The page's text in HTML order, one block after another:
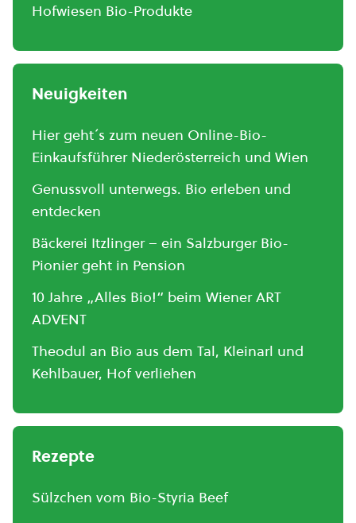
Hofwiesen Bio-Produkte
Neuigkeiten
Hier geht´s zum neuen Online-Bio-
Einkaufsführer Niederösterreich und Wien
Genussvoll unterwegs. Bio erleben und
entdecken
Bäckerei Itzlinger – ein Salzburger Bio-
Pionier geht in Pension
10 Jahre „Alles Bio!“ beim Wiener ART
ADVENT
Theodul an Bio aus dem Tal, Kleinarl und
Kehlbauer, Hof verliehen
Rezepte
Sülzchen vom Bio-Styria Beef